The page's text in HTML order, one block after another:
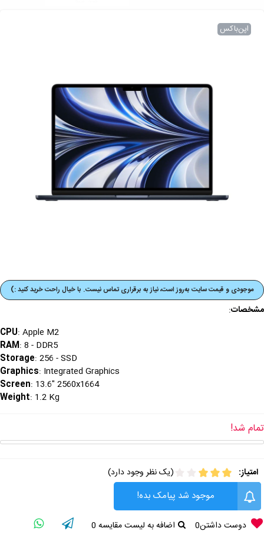
اپن‌باکس
موجودی و قیمت‌ سایت به‌روز است، نیاز به برقراری تماس نیست. با خیال راحت خرید کنید :)
مشخصات:
CPU: Apple M2
RAM: 8 - DDR5
Storage: 256 - SSD
Graphics: Integrated Graphics
Screen: 13.6" 2560x1664
Weight: 1.2 Kg
تمام شد!
امتیاز: (یک نظر وجود دارد)
موجود شد پیامک بده!
دوست داشتن0 اضافه به لیست مقایسه 0